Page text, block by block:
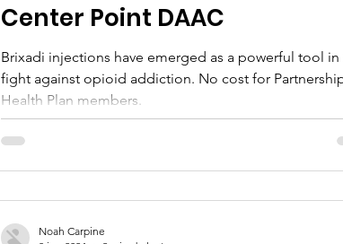
Center Point DAAC
Brixadi injections have emerged as a powerful tool in
fight against opioid addiction. No cost for
Health Plan members.
Noah Carpine